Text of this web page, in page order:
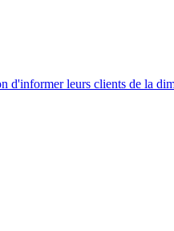
d'informer leurs clients de la